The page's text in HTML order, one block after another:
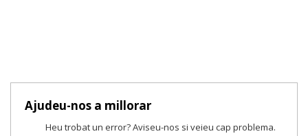
Ajudeu-nos a millorar
Heu trobat un error? Aviseu-nos si veieu cap problema.